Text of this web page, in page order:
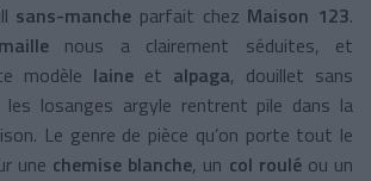
sans-manche parfait chez Maison 123.
nous a clairement séduites, et
modèle laine et alpaga, douillet sans
losanges argyle rentrent pile dans la
Le genre de pièce qu’on porte tout le
une chemise blanche, un col rouléou un